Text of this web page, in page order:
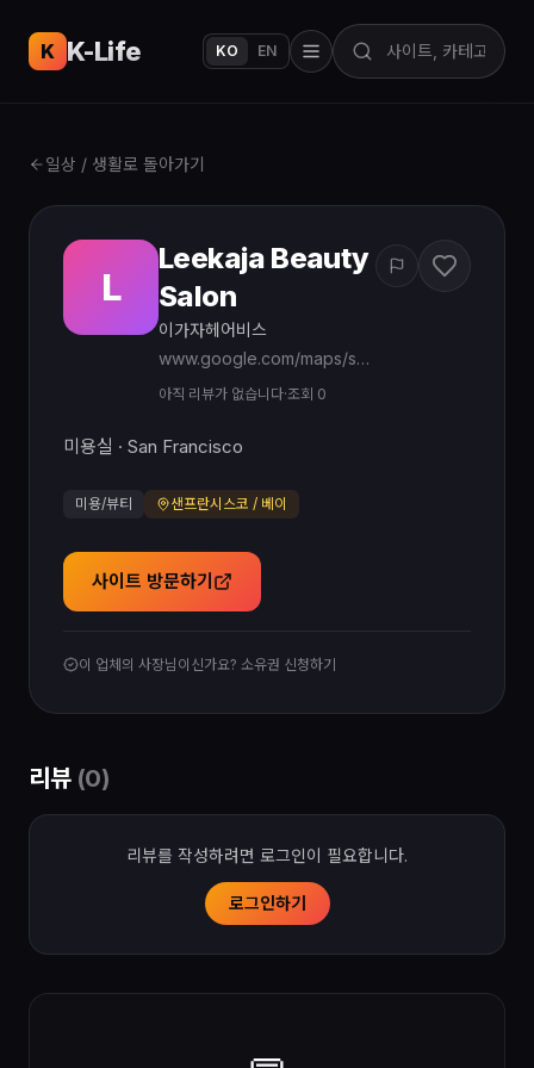
K K-Life KO EN
일상 / 생활로 돌아가기
L
Leekaja Beauty
Salon
이가자헤어비스
www.google.com/maps/search/?api=1&query=Leekaja%20Beauty%20Salon%20Korean%20San%20Francisco%20CA
아직 리뷰가 없습니다·조회 0
미용실 · San Francisco
미용/뷰티 샌프란시스코 / 베이
사이트 방문하기
이 업체의 사장님이신가요? 소유권 신청하기
리뷰 (0)
리뷰를 작성하려면 로그인이 필요합니다.
로그인하기